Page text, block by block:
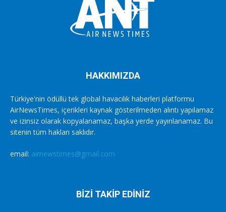
HAKKIMIZDA
Türkiye'nin ödüllü tek global havacılık haberleri platformu
AirNewsTimes, içerikleri kaynak gösterilmeden alıntı yapılamaz
ve izinsiz olarak kopyalanamaz, başka yerde yayınlanamaz. Bu
sitenin tüm hakları saklıdır.
email: airnewstimes@gmail.com
BİZİ TAKİP EDİNİZ